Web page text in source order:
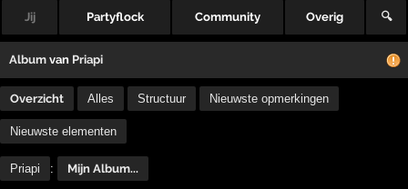
Jij Partyflock Community Overig 🔍
Album van Priapi
Overzicht Alles Structuur Nieuwste opmerkingen
Nieuwste elementen
Priapi : Mijn Album...